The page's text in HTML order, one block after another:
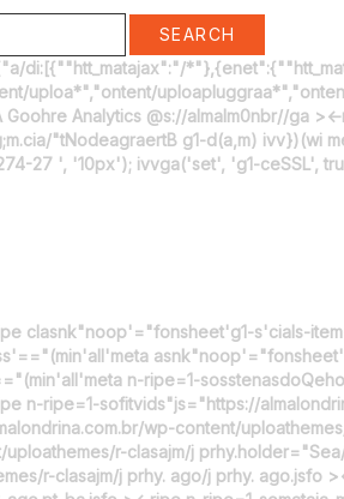
SEARCH
di:[{""htt_matajax":"/
uploa*","ontent/
Goohre Analytics @s://almalm0nbr//ga
"tNodeagraertB g1-d(a,m) ivv})(wi
27 ', '10px'); ivvga('set', 'g1-ceSSL',
clasnk"noop'="fonsheet'g1-s'cials-
n-ripe=1-
n-ripe=1-sofitvids"js="https://
wp-content/
r-clasajm/j
r-clasajm/j prhy. ago/j prhy.